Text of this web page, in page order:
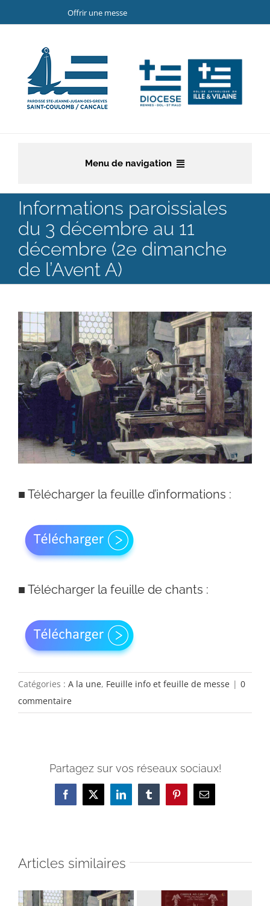
au
Offrir une messe
Menu de navigation
Accueil
La paroisse
Etapes de la vie chrétienne
Servir et aimer
Adultes, jeunes et famille
Actualités
Contact
Informations paroissiales
du 3 décembre au 11
décembre (2e dimanche
de l’Avent A)
Voir
l'image
agrandie
■ Télécharger la feuille d’informations :
■ Télécharger la feuille de chants :
Catégories : A la une, Feuille info et feuille de messe | 0
commentaire
Partagez sur vos réseaux sociaux!
Facebook
X LinkedInTumblrPinterestEmail
Articles similaires